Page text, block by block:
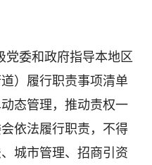
党委和政府指导本地区
）履行职责事项清单
态管理，推动责权一
依法履行职责，不得
城市管理、招商引资